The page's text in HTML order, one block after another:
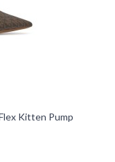
Kitten Pump